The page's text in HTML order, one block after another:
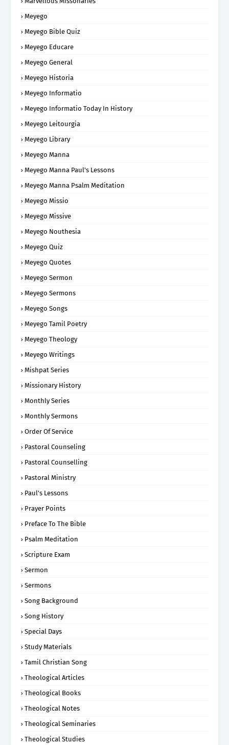
Meyego
Meyego Bible Quiz
Meyego Educare
Meyego General
Meyego Historia
Meyego Informatio
Meyego Informatio Today In History
Meyego Leitourgia
Meyego Library
Meyego Manna
Meyego Manna Paul's Lessons
Meyego Manna Psalm Meditation
Meyego Missio
Meyego Missive
Meyego Nouthesia
Meyego Quiz
Meyego Quotes
Meyego Sermon
Meyego Sermons
Meyego Songs
Meyego Tamil Poetry
Meyego Theology
Meyego Writings
Mishpat Series
Missionary History
Monthly Series
Monthly Sermons
Order Of Service
Pastoral Counseling
Pastoral Counselling
Pastoral Ministry
Paul's Lessons
Prayer Points
Preface To The Bible
Psalm Meditation
Scripture Exam
Sermon
Sermons
Song Background
Song History
Special Days
Study Materials
Tamil Christian Song
Theological Articles
Theological Books
Theological Notes
Theological Seminaries
Theological Studies